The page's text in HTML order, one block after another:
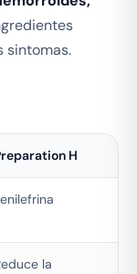
sintomas.
H
la